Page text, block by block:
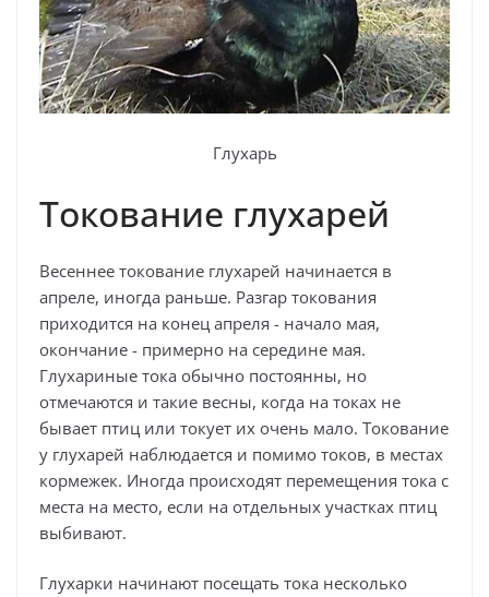
Глухарь
Токование глухарей
Весеннее токование глухарей начинается в
апреле, иногда раньше. Разгар токования
приходится на конец апреля - начало мая,
окончание - примерно на середине мая.
Глухариные тока обычно постоянны, но
отмечаются и такие весны, когда на токах не
бывает птиц или токует их очень мало. Токование
у глухарей наблюдается и помимо токов, в местах
кормежек. Иногда происходят перемещения тока с
места на место, если на отдельных участках птиц
выбивают.
Глухарки начинают посещать тока несколько